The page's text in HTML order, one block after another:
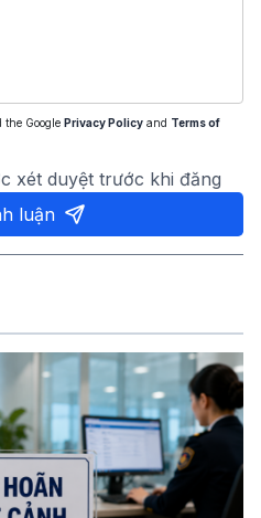
the Google Privacy Policy and Terms of
xét duyệt trước khi đăng
luận